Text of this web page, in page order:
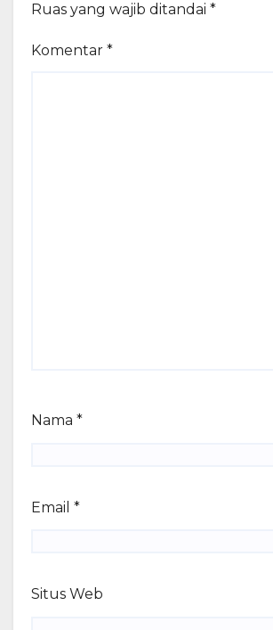
Ruas yang wajib ditandai *
Komentar *
Nama *
Email *
Situs Web